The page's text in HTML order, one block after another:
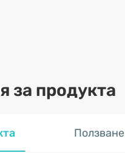
за продукта
Ползване